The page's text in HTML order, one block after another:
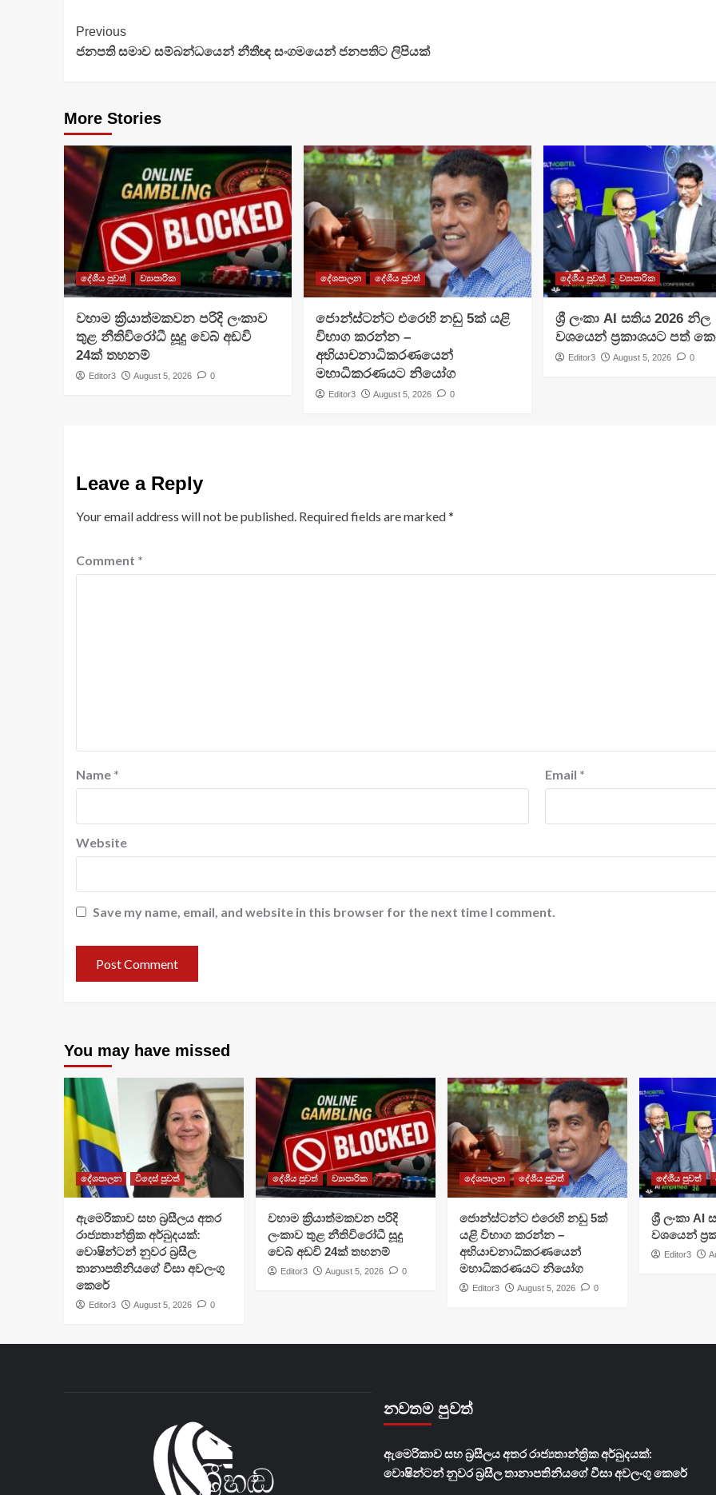
Continue
Reading
Previous
ජනපති සමාව සම්බන්ධයෙන් නීතීඥ සංගමයෙන් ජනපතිට ලිපියක්
More Stories
දේශීය පුවත් ව්‍යාපාරික
වහාම ක්‍රියාත්මකවන පරිදි ලංකාව
තුළ නීතිවිරෝධී සූදු වෙබ් අඩවි
24ක් තහනම්
Editor3 August 5, 2026 0
දේශපාලන දේශීය පුවත්
ජොන්ස්ටන්ට එරෙහි නඩු 5ක් යළි
විභාග කරන්න –
අභියාචනාධිකරණයෙන්
මහාධිකරණයට නියෝග
Editor3 August 5, 2026 0
දේශීය පුවත් ව්‍යාපාරික
ශ්‍රී ලංකා AI සතිය 2026 නිල
වශයෙන් ප්‍රකාශයට පත්
Editor3 August 5, 2026 0
Leave a Reply
Your email address will not be published. Required fields are marked*
Comment *
Name * Email *
Website
Save my name, email, and website in this browser for the next time I comment.
You may have missed
දේශපාලන විදෙස් පුවත්
ඇමෙරිකාව සහ බ්‍රසීලය අතර
රාජ්‍යතාන්ත්‍රික අර්බුදයක්:
වොෂින්ටන් නුවර බ්‍රසීල
තානාපතිනියගේ වීසා අවලංගු
කෙරේ
Editor3 August 5, 2026 0
දේශීය පුවත් ව්‍යාපාරික
වහාම ක්‍රියාත්මකවන පරිදි
ලංකාව තුළ නීතිවිරෝධී සූදු
වෙබ් අඩවි 24ක් තහනම්
Editor3 August 5, 2026 0
දේශපාලන දේශීය පුවත්
ජොන්ස්ටන්ට එරෙහි නඩු 5ක්
යළි විභාග කරන්න –
අභියාචනාධිකරණයෙන්
මහාධිකරණයට නියෝග
Editor3 August 5, 2026 0
දේශීය පුවත්
ශ්‍රී ලංකා
වශයෙන්
Editor3
නවතම පුවත්
ඇමෙරිකාව සහ බ්‍රසීලය අතර රාජ්‍යතාන්ත්‍රික අර්බුදයක්:
වොෂින්ටන් නුවර බ්‍රසීල තානාපතිනියගේ වීසා අවලංගු කෙරේ